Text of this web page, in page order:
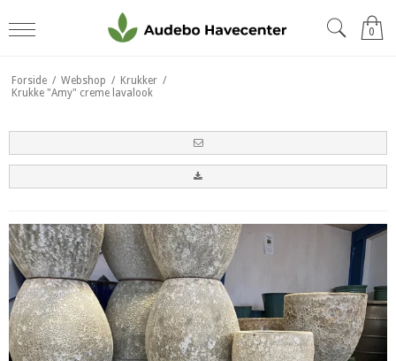
0
Forside / Webshop / Krukker /
Krukke "Amy" creme lavalook